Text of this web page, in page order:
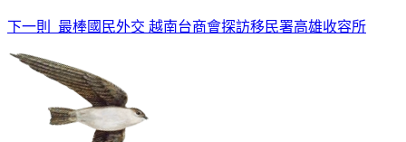
下一則 最棒國民外交 越南台商會探訪移民署高雄收容所